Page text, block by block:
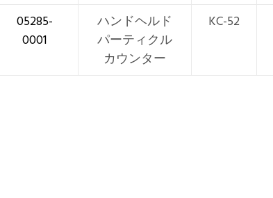
05285-
0001
ハンドヘルド
パーティクル
カウンター
KC-52